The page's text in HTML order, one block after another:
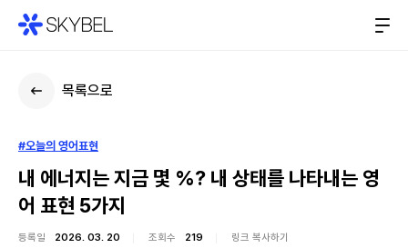
목록으로
#오늘의 영어표현
내 에너지는 지금 몇 %? 내 상태를 나타내는 영
어 표현 5가지
등록일 2026. 03. 20 조회수 219 링크 복사하기